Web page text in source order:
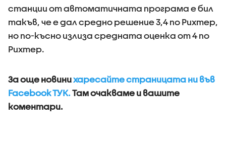
станции от автоматичната програма е бил
такъв, че е дал средно решение 3,4 по Рихтер,
но по-късно излиза средната оценка от 4 по
Рихтер.
За още новинихаресайте страницата ни във
Facebook ТУК.Там очакваме и вашите
коментари.